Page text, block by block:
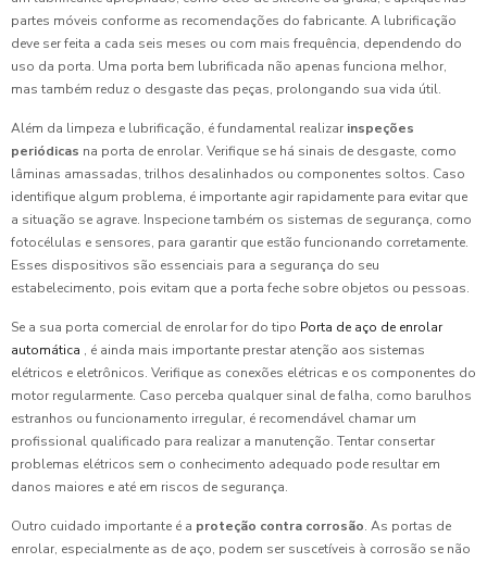
partes móveis conforme as recomendações do fabricante. A lubrificação
deve ser feita a cada seis meses ou com mais frequência, dependendo do
uso da porta. Uma porta bem lubrificada não apenas funciona melhor,
mas também reduz o desgaste das peças, prolongando sua vida útil.
Além da limpeza e lubrificação, é fundamental realizar inspeções
periódicas na porta de enrolar. Verifique se há sinais de desgaste, como
lâminas amassadas, trilhos desalinhados ou componentes soltos. Caso
identifique algum problema, é importante agir rapidamente para evitar que
a situação se agrave. Inspecione também os sistemas de segurança, como
fotocélulas e sensores, para garantir que estão funcionando corretamente.
Esses dispositivos são essenciais para a segurança do seu
estabelecimento, pois evitam que a porta feche sobre objetos ou pessoas.
Se a sua porta comercial de enrolar for do tipo Porta de aço de enrolar
automática , é ainda mais importante prestar atenção aos sistemas
elétricos e eletrônicos. Verifique as conexões elétricas e os componentes do
motor regularmente. Caso perceba qualquer sinal de falha, como barulhos
estranhos ou funcionamento irregular, é recomendável chamar um
profissional qualificado para realizar a manutenção. Tentar consertar
problemas elétricos sem o conhecimento adequado pode resultar em
danos maiores e até em riscos de segurança.
Outro cuidado importante é a proteção contra corrosão. As portas de
enrolar, especialmente as de aço, podem ser suscetíveis à corrosão se não